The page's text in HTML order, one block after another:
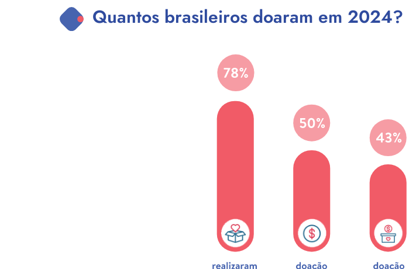
Quantos brasileiros doaram em 2024?